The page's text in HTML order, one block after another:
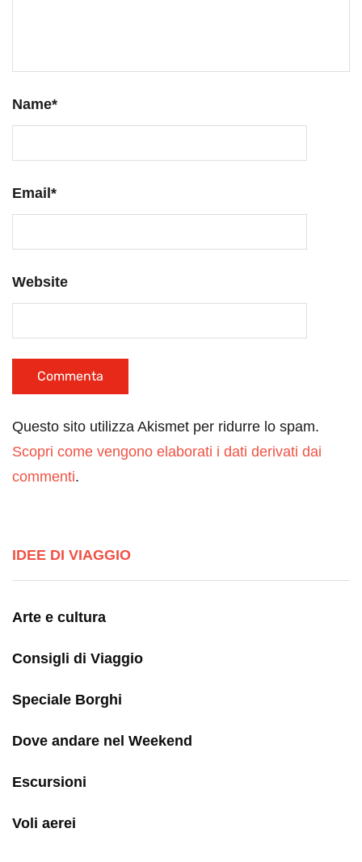
Name*
Email*
Website
Questo sito utilizza Akismet per ridurre lo spam.
Scopri come vengono elaborati i dati derivati dai
commenti.
IDEE DI VIAGGIO
Arte e cultura
Consigli di Viaggio
Speciale Borghi
Dove andare nel Weekend
Escursioni
Voli aerei